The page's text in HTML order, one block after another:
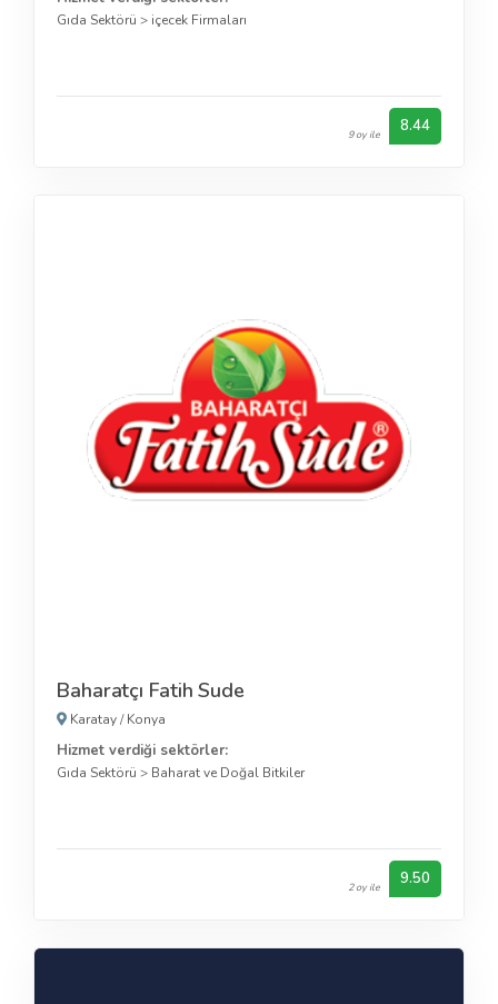
Gıda Sektörü > içecek Firmaları
9 oy ile 8.44
Baharatçı Fatih Sude
Karatay/Konya
Hizmet verdiği sektörler:
Gıda Sektörü > Baharat ve Doğal Bitkiler
2 oy ile 9.50